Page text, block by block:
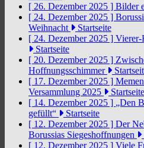
[ 26. Dezember 2025 ] Bilder
[ 24. Dezember 2025 ]
Weihnacht
Startseite
[ 24. Dezember 2025 ] Vierer-
Startseite
[ 20. Dezember 2025 ]
Hoffnungsschimmer
[ 17. Dezember 2025 ]
Versammlung 2025
Startseite
[ 14. Dezember 2025 ] „Den
gefüllt“
Startseite
[ 12. Dezember 2025 ] Der
Borussias Siegeshoffnungen
[ 12. Dezember 2025 ] Viele